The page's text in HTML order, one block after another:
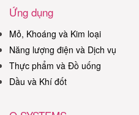
Ứng dụng
Mỏ, Khoáng và Kim loại
Năng lượng điện và Dịch vụ
Thực phẩm và Đồ uống
Dầu và Khí đốt